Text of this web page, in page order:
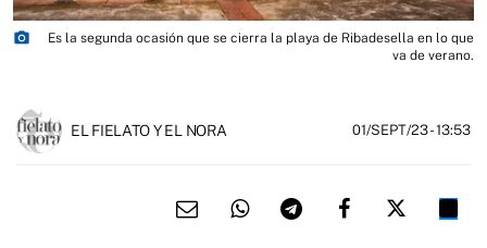
photo_camera
Es la segunda ocasión que se cierra la playa de Ribadesella en lo que
va de verano.
EL FIELATO Y EL NORA 01/SEPT/23- 13:53